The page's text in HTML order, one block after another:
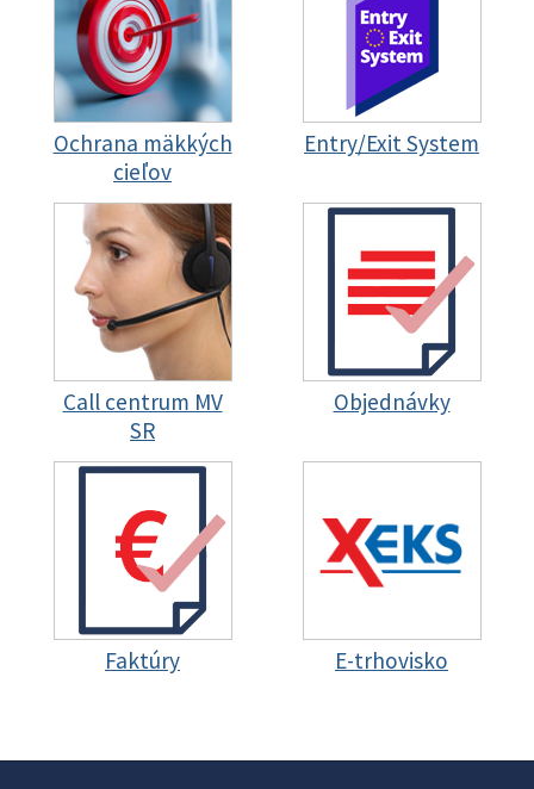
Ochrana mäkkých
cieľov
Entry/Exit System
Call centrum MV
SR
Objednávky
Faktúry E-trhovisko